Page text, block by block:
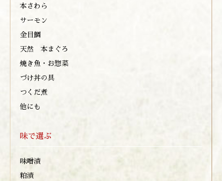
本さわら
サーモン
金目鯛
天然 本まぐろ
焼き魚・お惣菜
づけ丼の具
つくだ煮
他にも
味で選ぶ
味噌漬
粕漬